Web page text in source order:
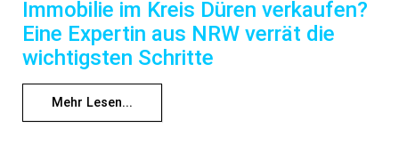
Immobilie im Kreis Düren verkaufen?
Eine Expertin aus NRW verrät die
wichtigsten Schritte
Mehr Lesen...